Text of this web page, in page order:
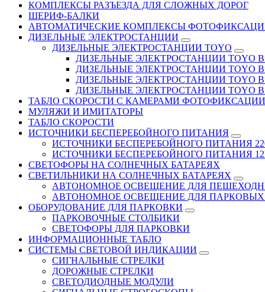
КОМПЛЕКСЫ РАЗЪЕЗДА ДЛЯ СЛОЖНЫХ ДОРОГ
ШЕРИФ-БАЛКИ
АВТОМАТИЧЕСКИЕ КОМПЛЕКСЫ
ДИЗЕЛЬНЫЕ ЭЛЕКТРОСТАНЦИИ
ДИЗЕЛЬНЫЕ ЭЛЕКТРОСТАНЦИИ TOYO
ДИЗЕЛЬНЫЕ ЭЛЕКТРОСТАНЦИИ TOYO
ДИЗЕЛЬНЫЕ ЭЛЕКТРОСТАНЦИИ TOYO
ДИЗЕЛЬНЫЕ ЭЛЕКТРОСТАНЦИИ TOYO
ДИЗЕЛЬНЫЕ ЭЛЕКТРОСТАНЦИИ TOYO
ТАБЛО СКОРОСТИ С КАМЕРАМИ ФОТОФИКСАЦИИ
МУЛЯЖИ И ИМИТАТОРЫ
ТАБЛО СКОРОСТИ
ИСТОЧНИКИ БЕСПЕРЕБОЙНОГО ПИТАНИЯ
ИСТОЧНИКИ БЕСПЕРЕБОЙНОГО ПИТАНИЯ
ИСТОЧНИКИ БЕСПЕРЕБОЙНОГО ПИТАНИЯ
СВЕТОФОРЫ НА СОЛНЕЧНЫХ БАТАРЕЯХ
СВЕТИЛЬНИКИ НА СОЛНЕЧНЫХ БАТАРЕЯХ
АВТОНОМНОЕ ОСВЕЩЕНИЕ ДЛЯ
АВТОНОМНОЕ ОСВЕЩЕНИЕ ДЛЯ ПАРКОВЫХ
ОБОРУДОВАНИЕ ДЛЯ ПАРКОВКИ
ПАРКОВОЧНЫЕ СТОЛБИКИ
СВЕТОФОРЫ ДЛЯ ПАРКОВКИ
ИНФОРМАЦИОННЫЕ ТАБЛО
CИСТЕМЫ СВЕТОВОЙ ИНДИКАЦИИ
СИГНАЛЬНЫЕ СТРЕЛКИ
ДОРОЖНЫЕ СТРЕЛКИ
СВЕТОДИОДНЫЕ МОДУЛИ